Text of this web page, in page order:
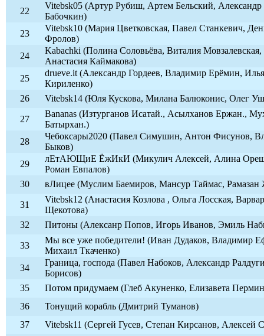
22
Vitebsk05 (Артур Рубиш, Артем Бельский, Александр
Бабочкин)
23
Vitebsk10 (Мария Цветковская, Павел Станкевич,
Фролов)
24
Kabachki (Полина Соловьёва, Виталия Мовзалевская,
Анастасия Каймакова)
25
drueve.it (Александр Гордеев, Владимир Ерёмин,
Кириленко)
26
Vitebsk14 (Юля Кускова, Милана Балюконис, Олег
27
Bananas (Изтурганов Исатай., Асылханов Ержан.,
Батырхан.)
28
Чебоксары2020 (Павел Симушин, Антон Фисунов,
Быков)
29
лЕтАЮЩиЕ ЁжИкИ (Микулич Алексей, Алина
Роман Евпалов)
30
вЛицее (Муслим Баемиров, Мансур Таймас, Рамазан
31
Vitebsk12 (Анастасия Козлова , Ольга Лосская,
Щекотова)
32
Питоны (Алексанр Попов, Игорь Иванов, Эмиль
33
Мы все уже победители! (Иван Дудаков, Владимир
Михаил Ткаченко)
34
Граница, господа (Павел Набоков, Александр
Борисов)
35
Потом придумаем (Глеб Акуненко, Елизавета
36
Тонущий корабль (Дмитрий Туманов)
37
Vitebsk11 (Сергей Гусев, Степан Кирсанов, Алексей